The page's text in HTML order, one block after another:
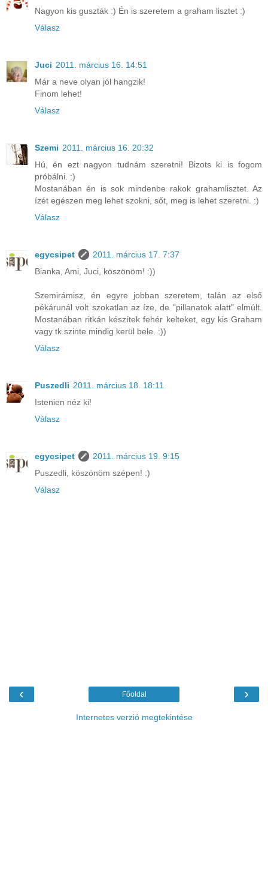
Nagyon kis guszták :) Én is szeretem a graham lisztet :)
Válasz
Juci 2011. március 16. 14:51
Már a neve olyan jól hangzik!
Finom lehet!
Válasz
Szemi 2011. március 16. 20:32
Hú, én ezt nagyon tudnám szeretni! Bizots ki is fogom
próbálni. :)
Mostanában én is sok mindenbe rakok grahamlisztet. Az
ízét egészen meg lehet szokni, sőt, meg is lehet szeretni. :)
Válasz
egycsipet
2011. március 17. 7:37
Bianka, Ami, Juci, köszönöm! :))
Szemirámisz, én egyre jobban szeretem, talán az első
pékárunál volt szokatlan az íze, de "pillanatok alatt" elmúlt.
Mostanában ritkán készítek fehér kelteket, egy kis Graham
vagy tk szinte mindig kerül bele. :))
Válasz
Puszedli 2011. március 18. 18:11
Istenien néz ki!
Válasz
egycsipet
2011. március 19. 9:15
Puszedli, köszönöm szépen! :)
Válasz
‹ ›
Főoldal
Internetes verzió megtekintése